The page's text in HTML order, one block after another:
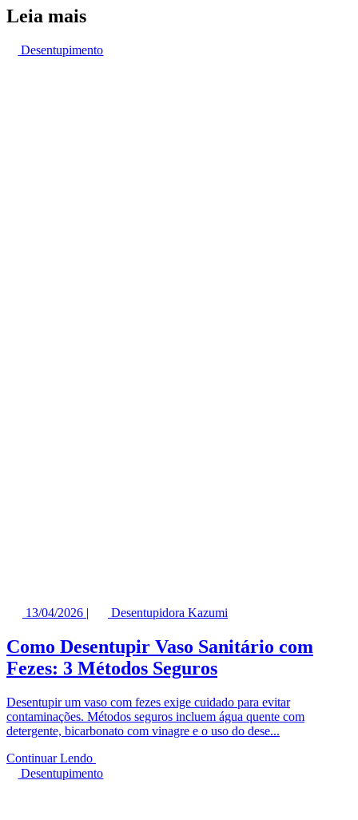
Leia mais
Desentupimento
13/04/2026 | Desentupidora Kazumi
Como Desentupir Vaso Sanitário com
Fezes: 3 Métodos Seguros
Desentupir um vaso com fezes exige cuidado para evitar
contaminações. Métodos seguros incluem água quente com
detergente, bicarbonato com vinagre e o uso do dese...
Continuar Lendo
Desentupimento